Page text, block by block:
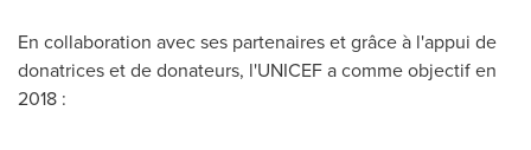
En collaboration avec ses partenaires et grâce à l'appui de
donatrices et de donateurs, l'UNICEF a comme objectif en
2018 :